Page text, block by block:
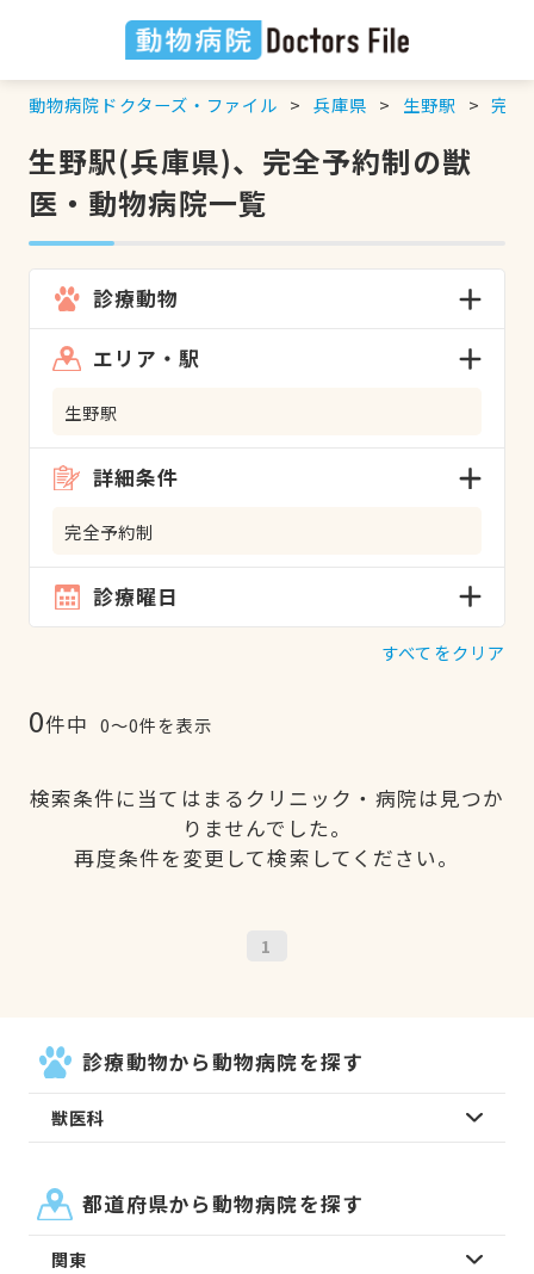
動物病院ドクターズ・ファイル 兵庫県 生野駅 完全
生野駅(兵庫県)、完全予約制の獣
医・動物病院一覧
診療動物
エリア・駅
生野駅
詳細条件
完全予約制
診療曜日
すべてをクリア
0件中 0〜0件を表示
検索条件に当てはまるクリニック・病院は見つか
りませんでした。
再度条件を変更して検索してください。
1
診療動物から動物病院を探す
獣医科
都道府県から動物病院を探す
関東